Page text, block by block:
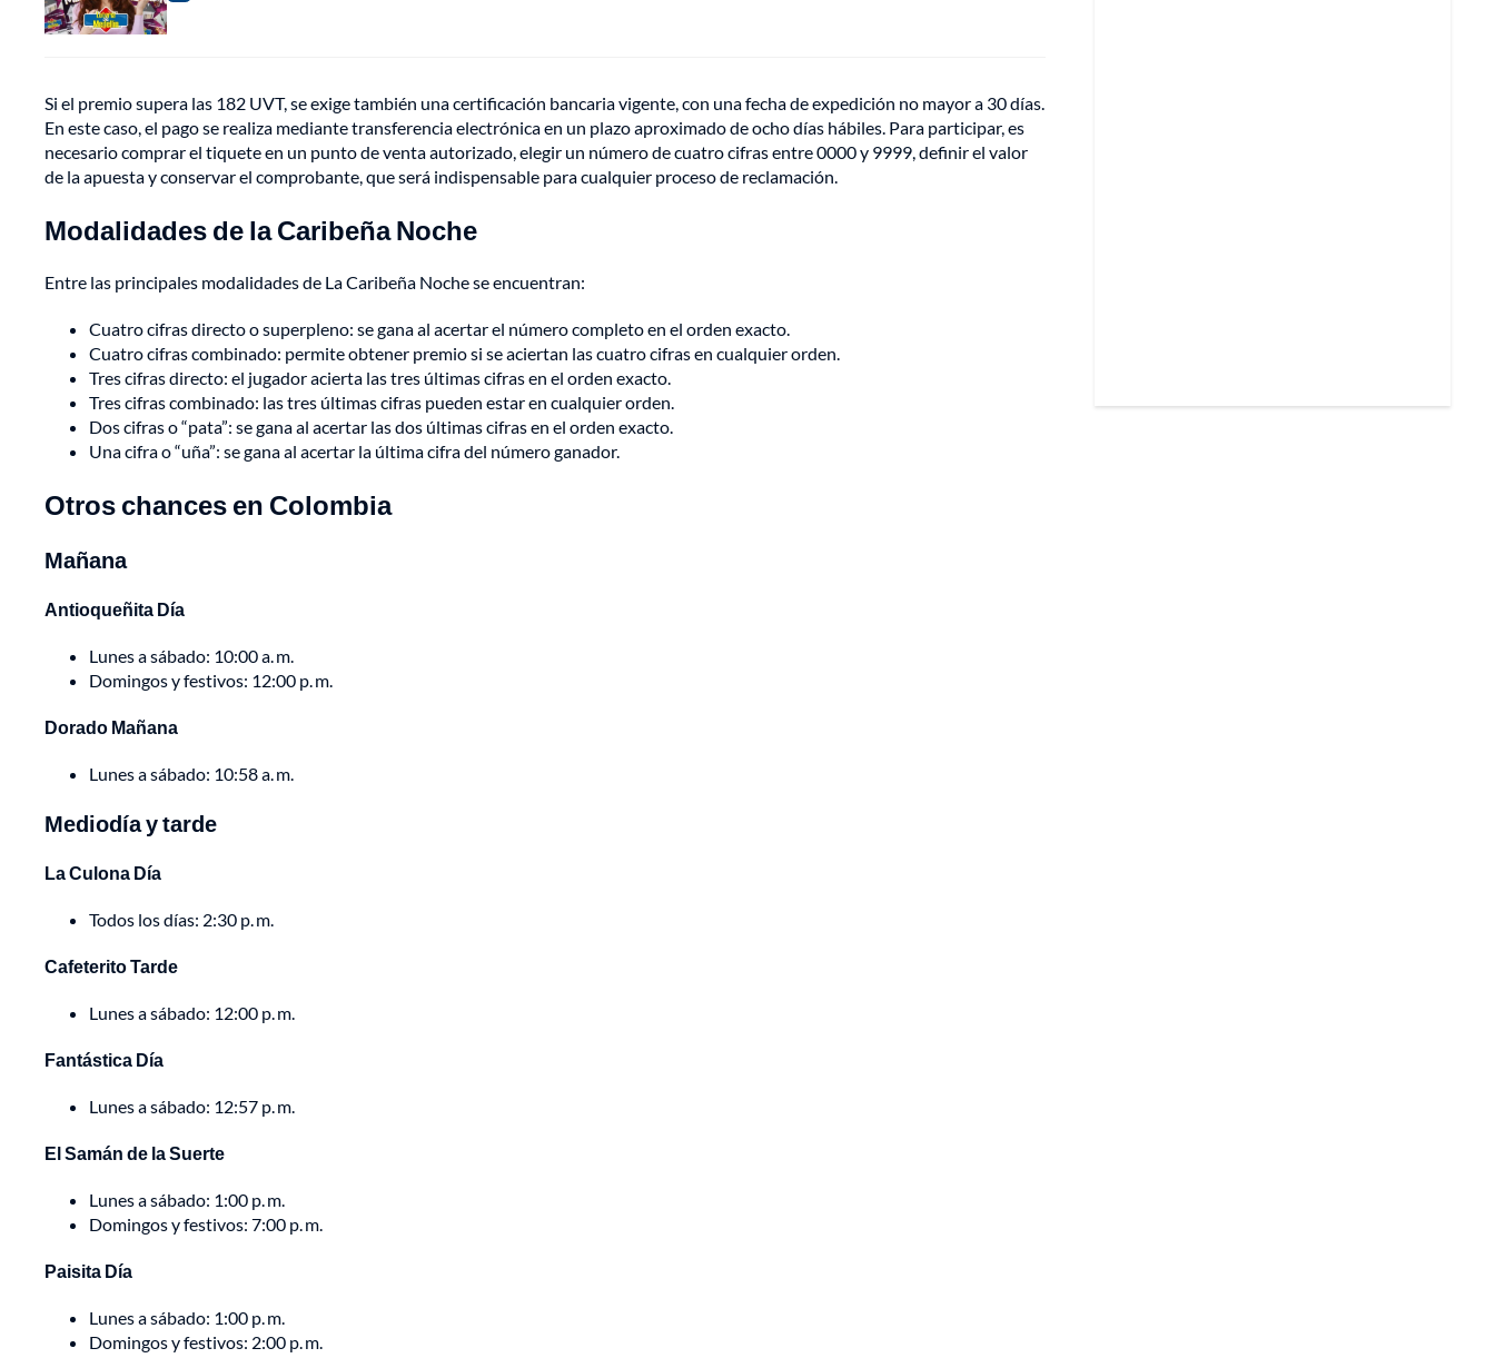
Si el premio supera las 182 UVT, se exige también una certificación bancaria vigente, con una fecha de expedición no mayor a 30 días.
En este caso, el pago se realiza mediante transferencia electrónica en un plazo aproximado de ocho días hábiles. Para participar, es
necesario comprar el tiquete en un punto de venta autorizado, elegir un número de cuatro cifras entre 0000 y 9999, definir el valor
de la apuesta y conservar el comprobante, que será indispensable para cualquier proceso de reclamación.
Modalidades de la Caribeña Noche
Entre las principales modalidades de La Caribeña Noche se encuentran:
Cuatro cifras directo o superpleno: se gana al acertar el número completo en el orden exacto.
Cuatro cifras combinado: permite obtener premio si se aciertan las cuatro cifras en cualquier orden.
Tres cifras directo: el jugador acierta las tres últimas cifras en el orden exacto.
Tres cifras combinado: las tres últimas cifras pueden estar en cualquier orden.
Dos cifras o “pata”: se gana al acertar las dos últimas cifras en el orden exacto.
Una cifra o “uña”: se gana al acertar la última cifra del número ganador.
Otros chances en Colombia
Mañana
Antioqueñita Día
Lunes a sábado: 10:00 a. m.
Domingos y festivos: 12:00 p. m.
Dorado Mañana
Lunes a sábado: 10:58 a. m.
Mediodía y tarde
La Culona Día
Todos los días: 2:30 p. m.
Cafeterito Tarde
Lunes a sábado: 12:00 p. m.
Fantástica Día
Lunes a sábado: 12:57 p. m.
El Samán de la Suerte
Lunes a sábado: 1:00 p. m.
Domingos y festivos: 7:00 p. m.
Paisita Día
Lunes a sábado: 1:00 p. m.
Domingos y festivos: 2:00 p. m.